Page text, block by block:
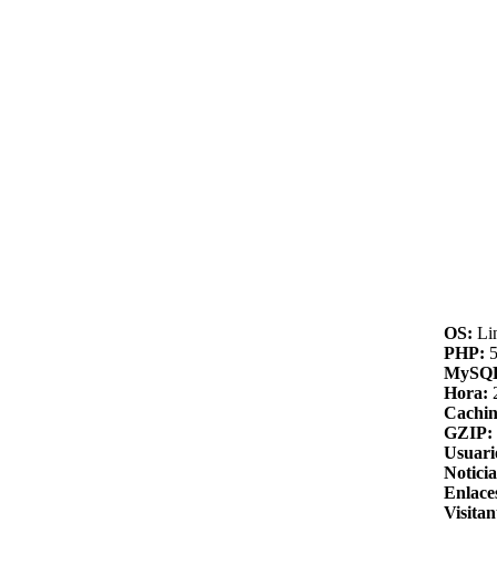
OS:
PHP:
Hora:
GZIP: